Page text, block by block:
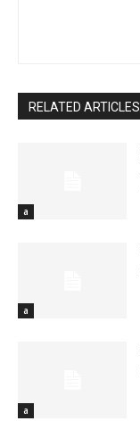
RELATED ARTICLES
a
a
a